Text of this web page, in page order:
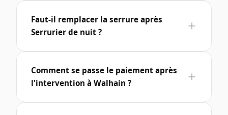
Faut-il remplacer la serrure après
Serrurier de nuit ?
Comment se passe le paiement après
l'intervention à Walhain ?